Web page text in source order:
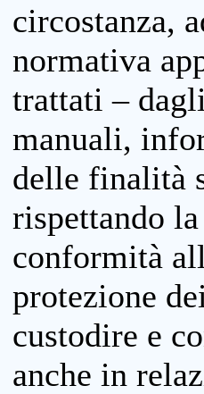
circostanza,
normativa
trattati –
manuali,
delle finalità
rispettando
conformità
protezione
custodire e
anche in